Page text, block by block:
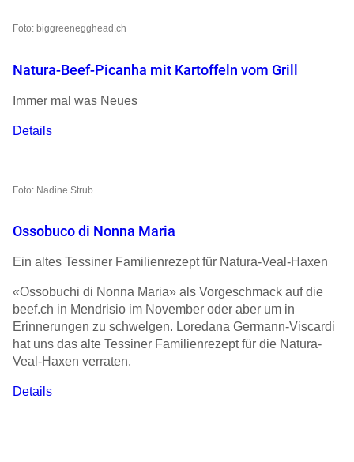
Foto: biggreenegghead.ch
Natura-Beef-Picanha mit Kartoffeln vom Grill
Immer mal was Neues
Details
Foto: Nadine Strub
Ossobuco di Nonna Maria
Ein altes Tessiner Familienrezept für Natura-Veal-Haxen
«Ossobuchi di Nonna Maria» als Vorgeschmack auf die
beef.ch in Mendrisio im November oder aber um in
Erinnerungen zu schwelgen. Loredana Germann-Viscardi
hat uns das alte Tessiner Familienrezept für die Natura-
Veal-Haxen verraten.
Details